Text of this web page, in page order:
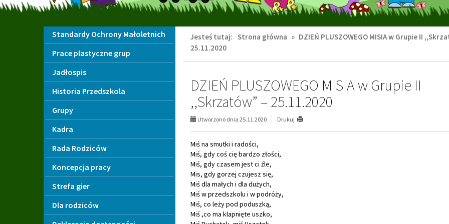
Menu
Standardy Ochrony Małoletnich
Prace plastyczne grup
Jadłospis
Historia Przedszkola
Grupy
Kadra
Rada Rodziców
Koncepcja pracy
Strefa gier
Dla rodziców
Jesteś tutaj: Strona główna » DZIEŃ PLUSZOWEGO MISIA w Grupie II
25.11.2020
DZIEŃ PLUSZOWEGO MISIA w Grupie II
,,Skrzatów” – 25.11.2020
Utworzono dnia 25.11.2020 Drukuj
Miś na smutki i radości,
Miś, gdy coś cię bardzo złości,
Miś, gdy czasem jest ci źle,
Mis, gdy gorzej czujesz się,
Miś dla małych i dla dużych,
Miś w przedszkolu i w podróży,
Miś, co leży pod poduszką,
Miś ,co ma klapnięte uszko,